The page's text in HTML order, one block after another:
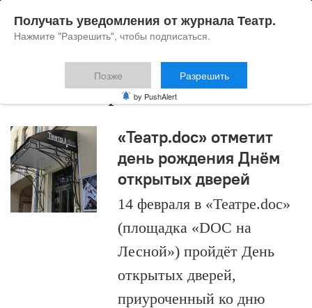
Иван Угаров
«Театр.doc» отметит
день рождения Днём
открытых дверей
14 февраля в «Театре.doc»
(площадка «DOC на
Лесной») пройдёт День
открытых дверей,
приуроченный ко дню
Получать уведомления от журнала Театр.
Нажмите "Разрешить", чтобы подписаться.
Позже Разрешить
by PushAlert